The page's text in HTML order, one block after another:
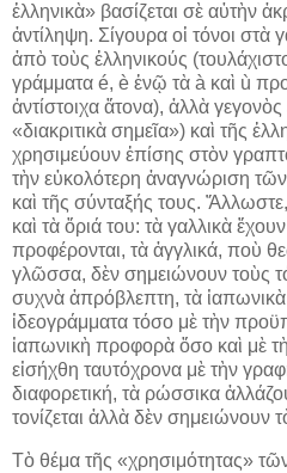
ἑλληνικὰ» βασίζεται σὲ αὐτὴν
ἀντίληψη. Σίγουρα οἱ τόνοι στὰ
ἀπὸ τοὺς ἑλληνικούς
γράμματα é, è ἐνῷ τὰ à καὶ ù
ἀντίστοιχα ἄτονα), ἀλλὰ γεγονὸς
«διακριτικὰ σημεῖα») καὶ τῆς
χρησιμεύουν ἐπίσης στὸν
τὴν εὐκολότερη ἀναγνώριση
καὶ τῆς σύνταξής τους. Ἄλλωστε,
καὶ τὰ ὅριά του: τὰ γαλλικὰ
προφέρονται, τὰ ἀγγλικά, ποὺ
γλῶσσα, δὲν σημειώνουν τοὺς
συχνὰ ἀπρόβλεπτη, τὰ ἰαπωνικὰ
ἰδεογράμματα τόσο μὲ τὴν
ἰαπωνικὴ προφορὰ ὅσο καὶ μὲ
εἰσήχθη ταυτόχρονα μὲ τὴν
διαφορετική, τὰ ρώσσικα
τονίζεται ἀλλὰ δὲν σημειώνουν
Τὸ θέμα τῆς «χρησιμότητας»